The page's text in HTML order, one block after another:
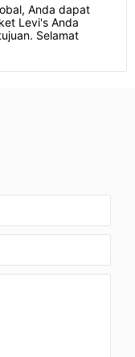
Anda dapat
Levi's Anda
Selamat